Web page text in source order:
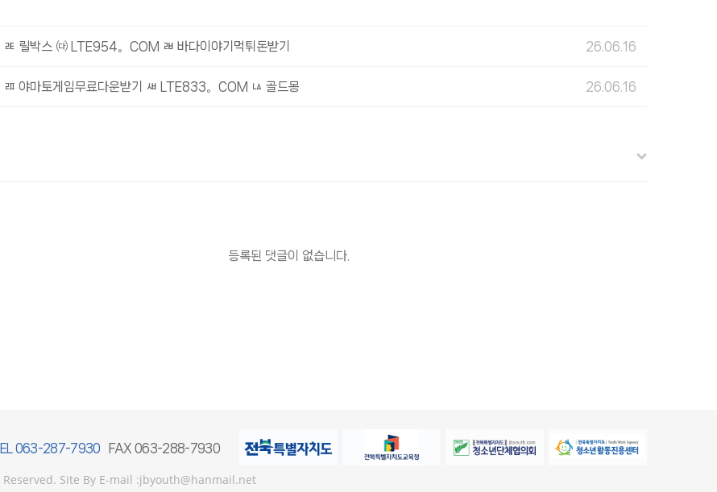
ㄾ 릴박스 ㈐ LTE954。COM ㄼ 바다이야기먹튀돈받기 26.06.16
ㄿ 야마토게임무료다운받기 ㅽ LTE833。COM ㅨ 골드몽 26.06.16
등록된 댓글이 없습니다.
063-287-7930 FAX 063-288-7930
Reserved. Site By E-mail :jbyouth@hanmail.net